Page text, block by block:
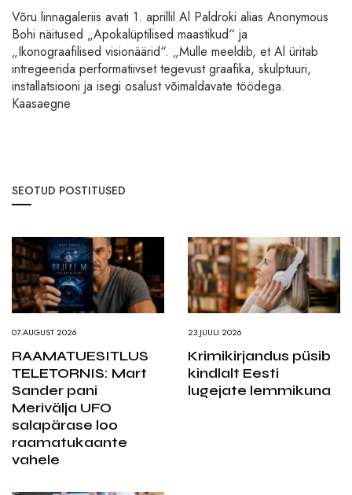
Võru linnagaleriis avati 1. aprillil Al Paldroki alias Anonymous
Bohi näitused „Apokalüptilised maastikud“ ja
„Ikonograafilised visionäärid“. „Mulle meeldib, et Al üritab
intregeerida performatiivset tegevust graafika, skulptuuri,
installatsiooni ja isegi osalust võimaldavate töödega.
Kaasaegne
SEOTUD POSTITUSED
07.AUGUST 2026
RAAMATUESITLUS
TELETORNIS: Mart
Sander pani
Merivälja UFO
salapärase loo
raamatukaante
vahele
23.JUULI 2026
Krimikirjandus püsib
kindlalt Eesti
lugejate lemmikuna